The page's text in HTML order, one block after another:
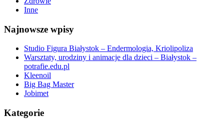
Inne
Najnowsze wpisy
Studio Figura Białystok – Endermologia, Kriolipoliza
Warsztaty, urodziny i animacje dla dzieci – Białystok –
potrafie.edu.pl
Kleenoil
Big Bag Master
Jobimet
Kategorie